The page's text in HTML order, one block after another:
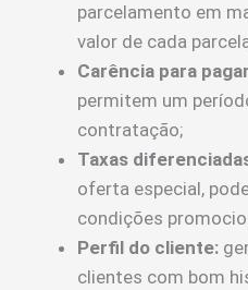
parcelamento em
valor de cada
Carência para
permitem um
contratação;
Taxas
oferta especial,
condições
Perfil do cliente:
clientes com bom